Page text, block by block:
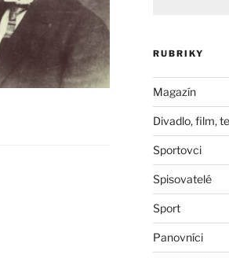
RUBRIKY
Magazín
Divadlo, film,
Sportovci
Spisovatelé
Sport
Panovníci